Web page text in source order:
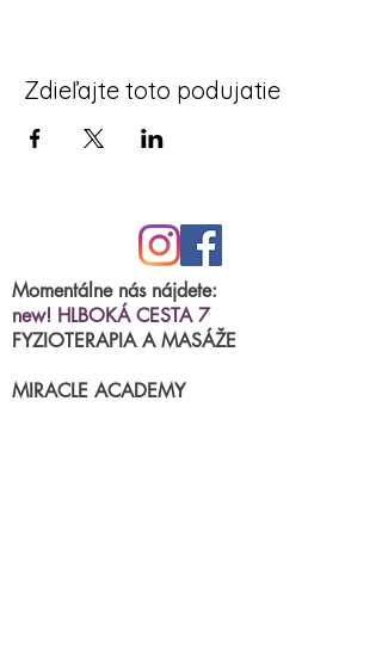
Zdieľajte toto podujatie
Momentálne nás nájdete:
new! HLBOKÁ CESTA 7
FYZIOTERAPIA A MASÁŽE
MIRACLE ACADEMY